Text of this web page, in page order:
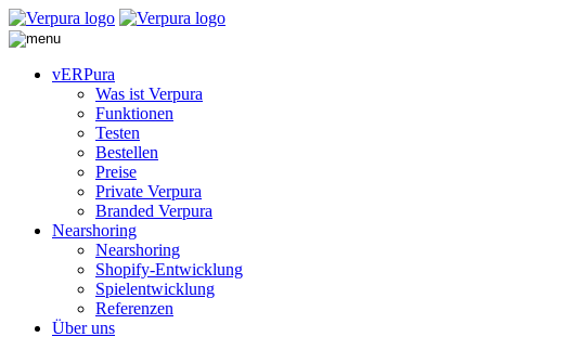
vERPura
Was ist Verpura
Funktionen
Testen
Bestellen
Preise
Private Verpura
Branded Verpura
Nearshoring
Nearshoring
Shopify-Entwicklung
Spielentwicklung
Referenzen
Über uns